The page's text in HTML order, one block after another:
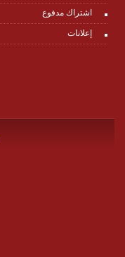
اشتراك مدفوع
إعلانات